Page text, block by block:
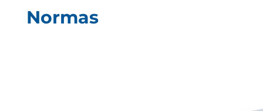
Normas